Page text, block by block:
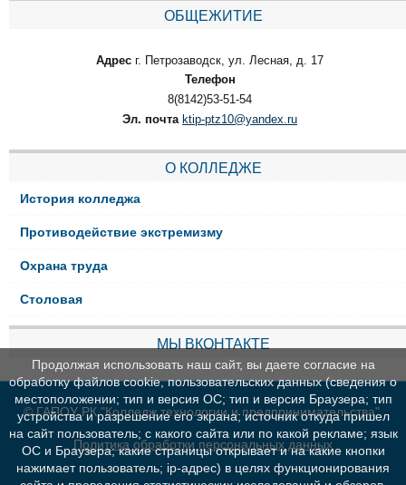
ОБЩЕЖИТИЕ
Адрес г. Петрозаводск, ул. Лесная, д. 17
Телефон
8(8142)53-51-54
Эл. почта ktip-ptz10@yandex.ru
О КОЛЛЕДЖЕ
История колледжа
Противодействие экстремизму
Охрана труда
Столовая
МЫ ВКОНТАКТЕ
© ГАПОУ РК "Колледж технологии и предпринимательства"
Политика обработки персональных данных
Продолжая использовать наш сайт, вы даете согласие на
обработку файлов cookie, пользовательских данных (сведения о
местоположении; тип и версия ОС; тип и версия Браузера; тип
устройства и разрешение его экрана; источник откуда пришел
на сайт пользователь; с какого сайта или по какой рекламе; язык
ОС и Браузера; какие страницы открывает и на какие кнопки
нажимает пользователь; ip-адрес) в целях функционирования